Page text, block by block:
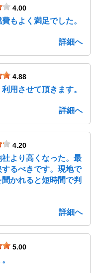
4.00
もよく満足でした。
詳細へ
4.88
用させて頂きます。
詳細へ
4.20
より高くなった。最
るべきです。現地で
かれると短時間で判
詳細へ
5.00